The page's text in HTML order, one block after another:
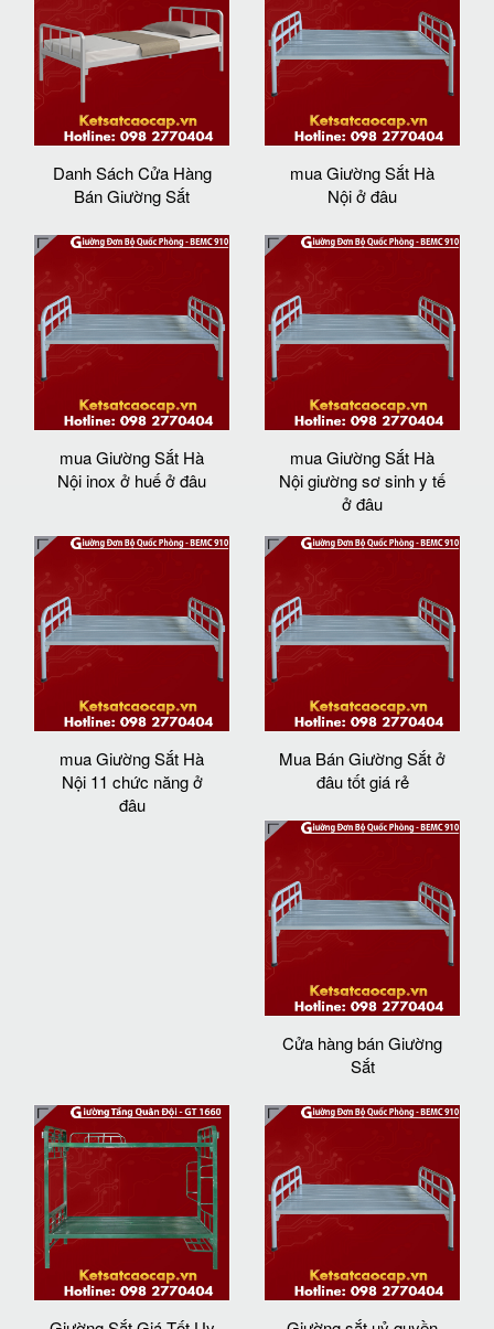
Danh Sách Cửa Hàng
Bán Giường Sắt
mua Giường Sắt Hà
Nội ở đâu
mua Giường Sắt Hà
Nội inox ở huế ở đâu
mua Giường Sắt Hà
Nội giường sơ sinh y tế
ở đâu
mua Giường Sắt Hà
Nội 11 chức năng ở
đâu
Mua Bán Giường Sắt ở
đâu tốt giá rẻ
Cửa hàng bán Giường
Sắt